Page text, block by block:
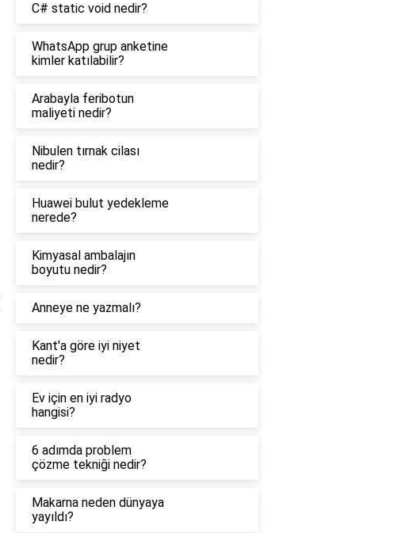
C# static void nedir?
WhatsApp grup anketine
kimler katılabilir?
Arabayla feribotun
maliyeti nedir?
Nibulen tırnak cilası
nedir?
Huawei bulut yedekleme
nerede?
Kimyasal ambalajın
boyutu nedir?
Anneye ne yazmalı?
Kant'a göre iyi niyet
nedir?
Ev için en iyi radyo
hangisi?
6 adımda problem
çözme tekniği nedir?
Makarna neden dünyaya
yayıldı?